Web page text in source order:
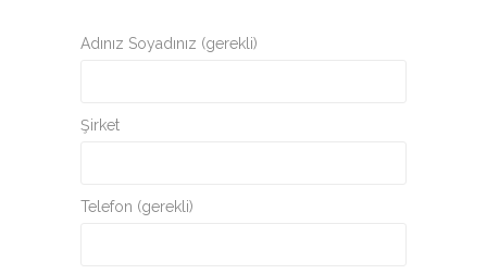
Adınız Soyadınız (gerekli)
Şirket
Telefon (gerekli)